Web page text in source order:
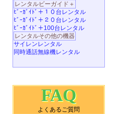
レンタルビーガイド＋
ﾋﾞｰｶﾞｲﾄﾞ＋１０台レンタル
ﾋﾞｰｶﾞｲﾄﾞ＋２０台レンタル
ﾋﾞｰｶﾞｲﾄﾞ＋100台レンタル
レンタルその他の機器
サイレンレンタル
同時通話無線機レンタル
FAQ
よくあるご質問